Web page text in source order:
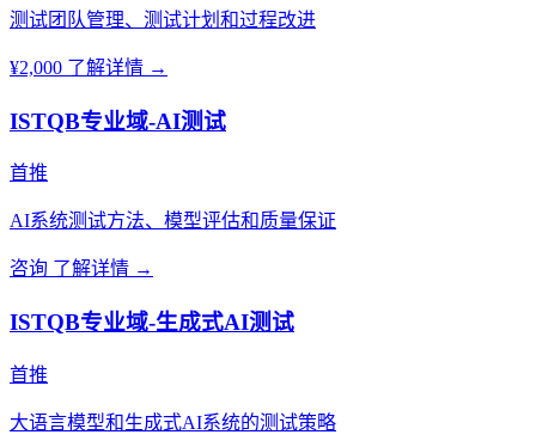
测试团队管理、测试计划和过程改进
¥2,000 了解详情 →
ISTQB专业域-AI测试
首推
AI系统测试方法、模型评估和质量保证
咨询 了解详情 →
ISTQB专业域-生成式AI测试
首推
大语言模型和生成式AI系统的测试策略